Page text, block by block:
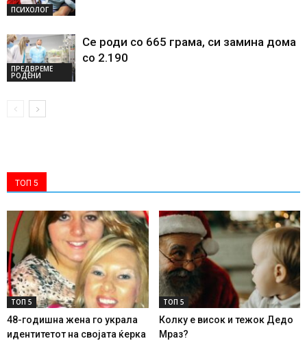
ПСИХОЛОГ
ПРЕДВРЕМЕ
РОДЕНИ
Се роди со 665 грама, си замина дома
со 2.190
ТОП 5
ТОП 5
48-годишна жена го украла
идентитетот на својата ќерка
ТОП 5
Колку е висок и тежок Дедо
Мраз?